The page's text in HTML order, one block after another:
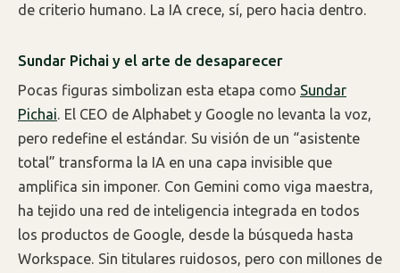
de criterio humano. La IA crece, sí, pero hacia dentro.
Sundar Pichai y el arte de desaparecer
Pocas figuras simbolizan esta etapa como Sundar
Pichai . El CEO de Alphabet y Google no levanta la voz,
pero redefine el estándar. Su visión de un “asistente
total” transforma la IA en una capa invisible que
amplifica sin imponer. Con Gemini como viga maestra,
ha tejido una red de inteligencia integrada en todos
los productos de Google, desde la búsqueda hasta
Workspace. Sin titulares ruidosos, pero con millones de